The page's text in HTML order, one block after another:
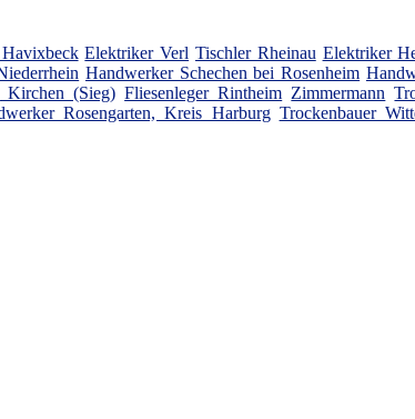
Elektriker Verl Tischler Rheinau Elektriker
Handwerker Schechen bei Rosenheim
Kirchen (Sieg) Fliesenleger Rintheim Zimmermann
Rosengarten, Kreis Harburg Trockenbauer